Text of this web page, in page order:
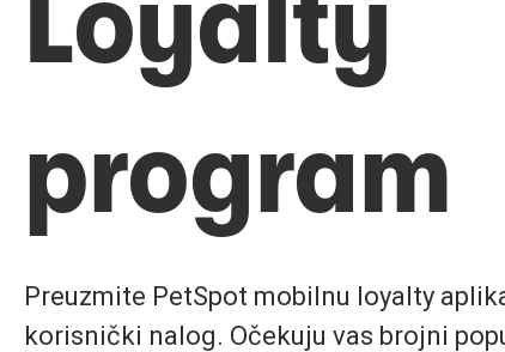
program
Preuzmite PetSpot mobilnu loyalty
korisnički nalog. Očekuju vas brojni